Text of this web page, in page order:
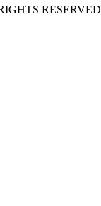
RESERVED